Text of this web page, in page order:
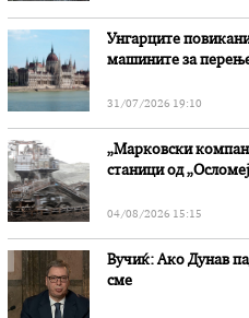
Унгарците
машините за
31/07/2026 19:10
„Марковски
станици од
04/08/2026 15:15
Вучиќ: Ако Дунав
сме